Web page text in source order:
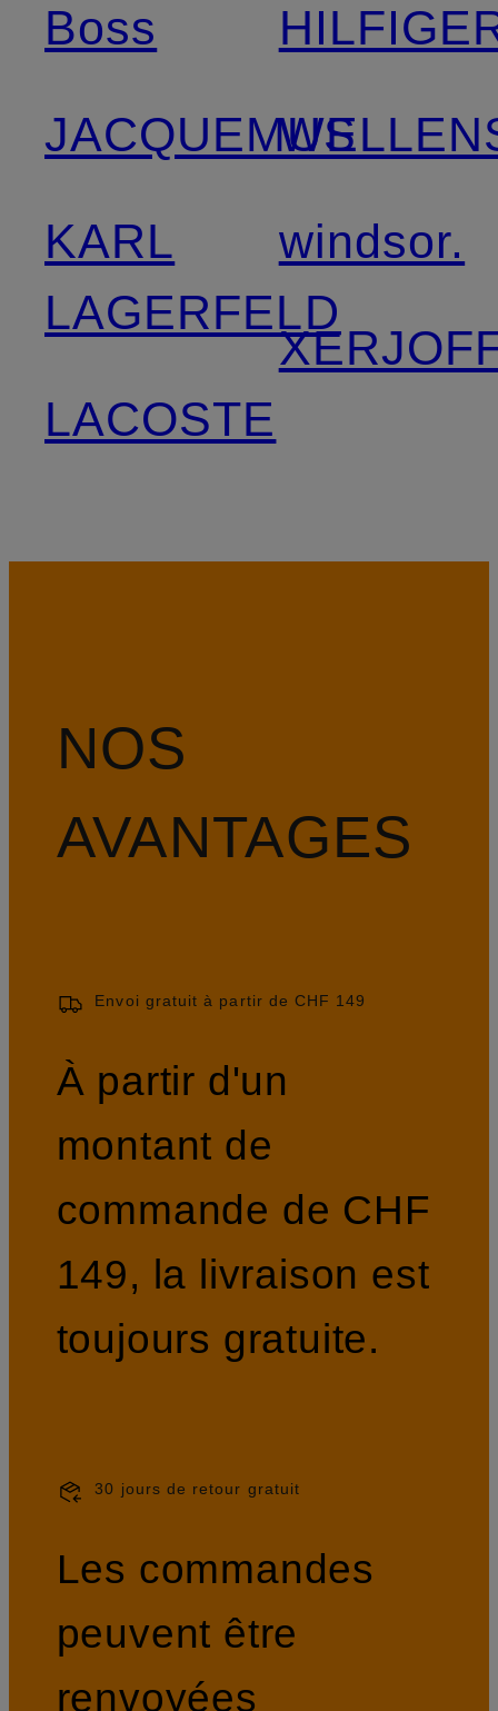
Boss
JACQUEMUS
KARL
LAGERFELD
LACOSTE
windsor.
NOS
AVANTAGES
Envoi gratuit à partir de CHF 149
À partir d'un
montant de
commande de CHF
149, la livraison est
toujours gratuite.
30 jours de retour gratuit
Les commandes
peuvent être
renvoyées